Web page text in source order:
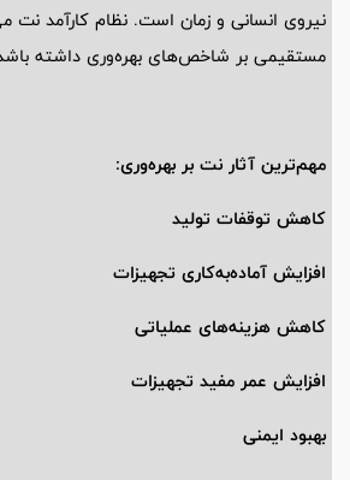
نیروی انسانی و زمان است. نظام کارآمد نت
مستقیمی بر شاخص‌های بهره‌وری داشته
مهم‌ترین آثار نت بر بهره‌وری:
کاهش توقفات تولید
افزایش آماده‌به‌کاری تجهیزات
کاهش هزینه‌های عملیاتی
افزایش عمر مفید تجهیزات
بهبود ایمنی